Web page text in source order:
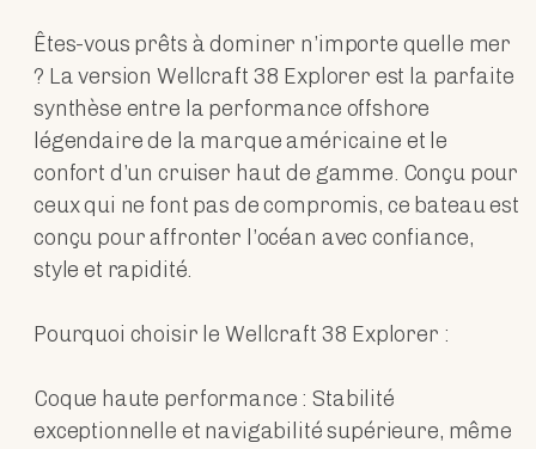
Êtes-vous prêts à dominer n’importe quelle mer
? La version Wellcraft 38 Explorer est la parfaite
synthèse entre la performance offshore
légendaire de la marque américaine et le
confort d’un cruiser haut de gamme. Conçu pour
ceux qui ne font pas de compromis, ce bateau est
conçu pour affronter l’océan avec confiance,
style et rapidité.
Pourquoi choisir le Wellcraft 38 Explorer :
Coque haute performance : Stabilité
exceptionnelle et navigabilité supérieure, même